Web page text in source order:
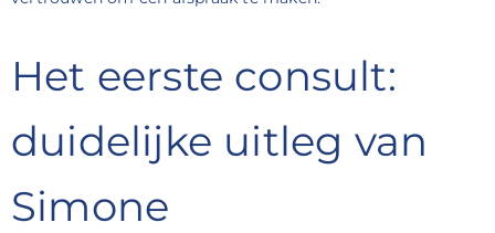
Het eerste consult:
duidelijke uitleg van
Simone